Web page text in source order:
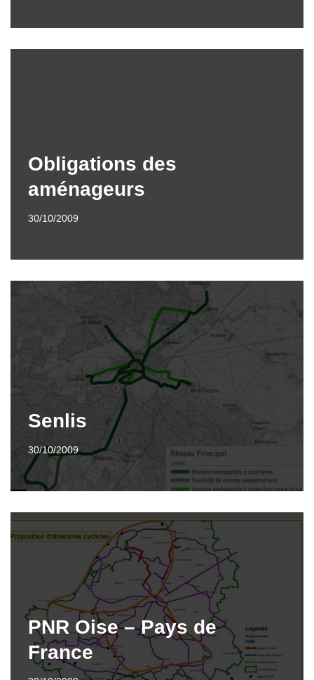
Obligations des
aménageurs
30/10/2009
Senlis
30/10/2009
PNR Oise – Pays de
France